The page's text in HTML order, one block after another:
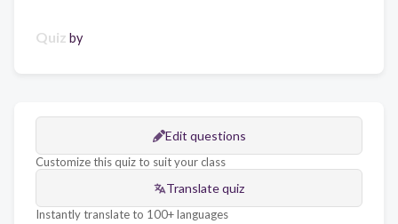
Quiz by
Edit questions
Customize this quiz to suit your class
Translate quiz
Instantly translate to 100+ languages